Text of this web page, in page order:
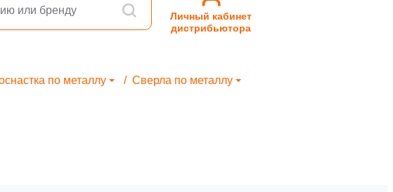
Личный кабинет
дистрибьютора
по металлу Сверла по металлу